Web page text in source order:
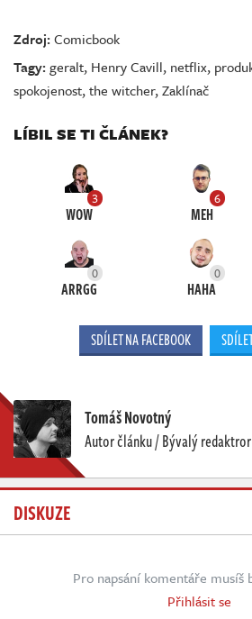
Zdroj:Comicbook
Tagy:geralt, Henry Cavill, netflix,
spokojenost,the witcher,Zaklínač
LÍBIL SE TI ČLÁNEK?
3
WOW
6
MEH
0
ARRGG
0
HAHA
SDÍLET NA FACEBOOK
Tomáš Novotný
Autor článku / Bývalý redaktror
DISKUZE
Pro napsání komentáře musíš
Přihlásit se